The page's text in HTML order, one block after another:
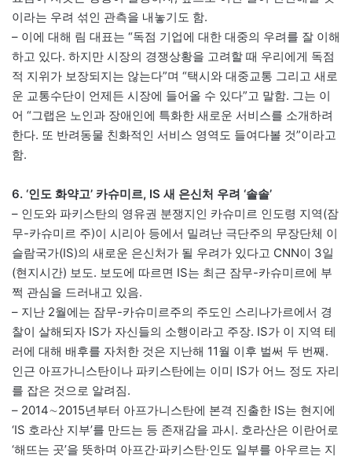
이라는 우려 섞인 관측을 내놓기도 함.
– 이에 대해 림 대표는 “독점 기업에 대한 대중의 우려를 잘 이해
하고 있다. 하지만 시장의 경쟁상황을 고려할 때 우리에게 독점
적 지위가 보장되지는 않는다”며 “택시와 대중교통 그리고 새로
운 교통수단이 언제든 시장에 들어올 수 있다”고 말함. 그는 이
어 “그랩은 노인과 장애인에 특화한 새로운 서비스를 소개하려
한다. 또 반려동물 친화적인 서비스 영역도 들여다볼 것”이라고
함.
6. ‘인도 화약고’ 카슈미르, IS 새 은신처 우려 ‘솔솔’
– 인도와 파키스탄의 영유권 분쟁지인 카슈미르 인도령 지역(잠
무-카슈미르 주)이 시리아 등에서 밀려난 극단주의 무장단체 이
슬람국가(IS)의 새로운 은신처가 될 우려가 있다고 CNN이 3일
(현지시간) 보도. 보도에 따르면 IS는 최근 잠무-카슈미르에 부
쩍 관심을 드러내고 있음.
– 지난 2월에는 잠무-카슈미르주의 주도인 스리나가르에서 경
찰이 살해되자 IS가 자신들의 소행이라고 주장. IS가 이 지역 테
러에 대해 배후를 자처한 것은 지난해 11월 이후 벌써 두 번째.
인근 아프가니스탄이나 파키스탄에는 이미 IS가 어느 정도 자리
를 잡은 것으로 알려짐.
– 2014∼2015년부터 아프가니스탄에 본격 진출한 IS는 현지에
‘IS 호라산 지부’를 만드는 등 존재감을 과시. 호라산은 이란어로
‘해뜨는 곳’을 뜻하며 아프간·파키스탄·인도 일부를 아우르는 지